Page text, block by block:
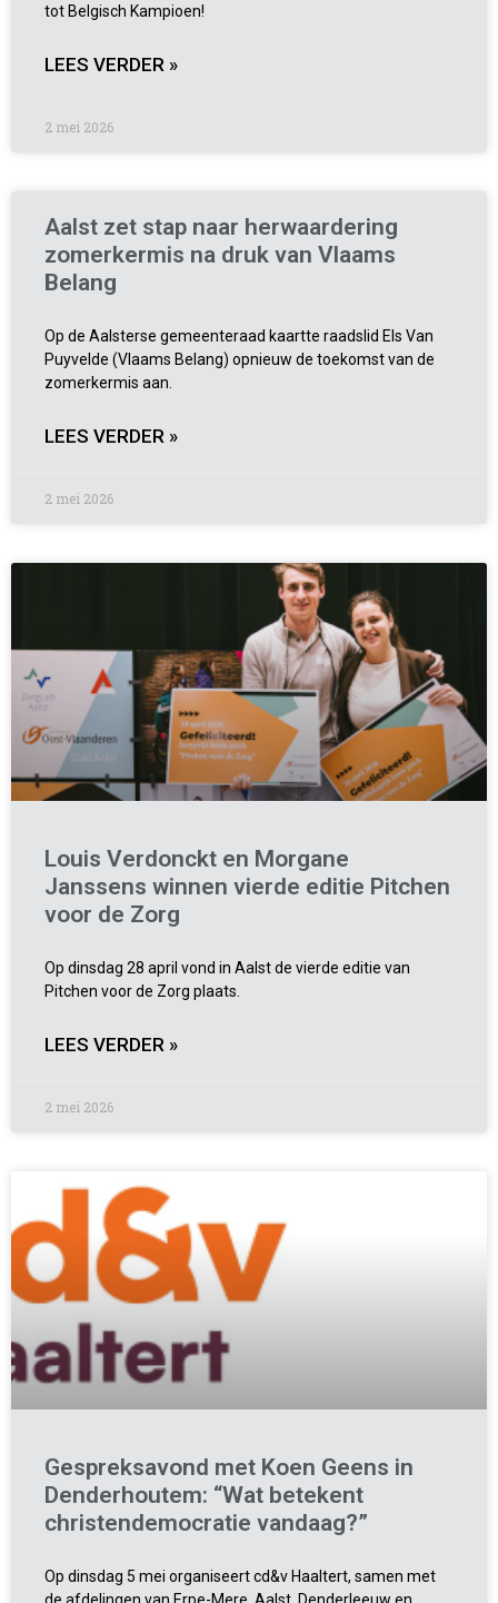
tot Belgisch Kampioen!
LEES VERDER »
2 mei 2026
Aalst zet stap naar herwaardering
zomerkermis na druk van Vlaams
Belang
Op de Aalsterse gemeenteraad kaartte raadslid Els Van
Puyvelde (Vlaams Belang) opnieuw de toekomst van de
zomerkermis aan.
LEES VERDER »
2 mei 2026
Louis Verdonckt en Morgane
Janssens winnen vierde editie Pitchen
voor de Zorg
Op dinsdag 28 april vond in Aalst de vierde editie van
Pitchen voor de Zorg plaats.
LEES VERDER »
2 mei 2026
Gespreksavond met Koen Geens in
Denderhoutem: “Wat betekent
christendemocratie vandaag?”
Op dinsdag 5 mei organiseert cd&v Haaltert, samen met
de afdelingen van Erpe-Mere, Aalst, Denderleeuw en